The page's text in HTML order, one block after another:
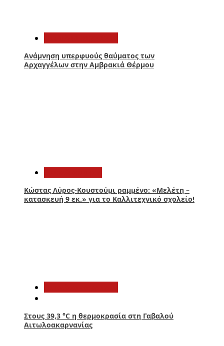
Ανάμνηση υπερφυούς θαύματος των
Αρχαγγέλων στην Αμβρακιά Θέρμου
Κώστας Λύρος-Κουστούμι ραμμένο: «Μελέτη –
κατασκευή 9 εκ.» για το Καλλιτεχνικό σχολείο!
Στους 39,3 °C η θερμοκρασία στη Γαβαλού
Αιτωλοακαρνανίας